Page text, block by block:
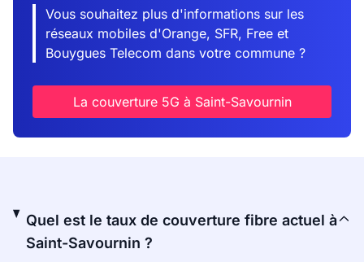
Vous souhaitez plus d'informations sur les
réseaux mobiles d'Orange, SFR, Free et
Bouygues Telecom dans votre commune ?
La couverture 5G à Saint-Savournin
Quel est le taux de couverture fibre actuel à
Saint-Savournin ?